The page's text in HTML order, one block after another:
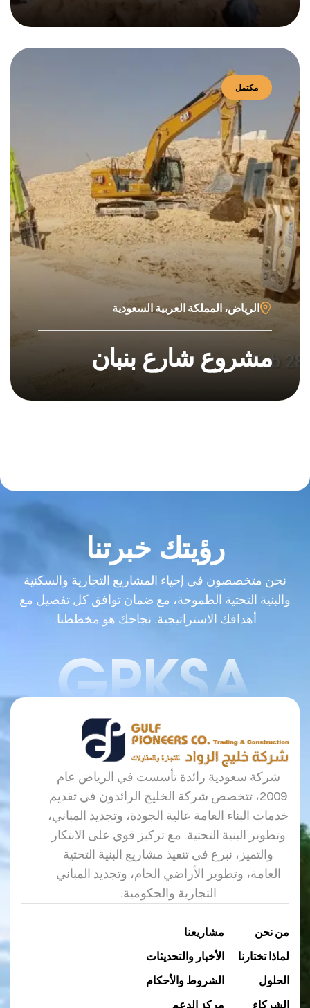
مكتمل
الرياض، المملكة العربية السعودية
مشروع شارع بنبان
رؤيتك خبرتنا
نحن متخصصون في إحياء المشاريع التجارية والسكنية
والبنية التحتية الطموحة، مع ضمان توافق كل تفصيل مع
أهدافك الاستراتيجية. نجاحك هو مخططنا.
GPKSA
شركة سعودية رائدة تأسست في الرياض عام
2009، تتخصص شركة الخليج الرائدون في تقديم
خدمات البناء العامة عالية الجودة، وتجديد المباني،
وتطوير البنية التحتية. مع تركيز قوي على الابتكار
والتميز، نبرع في تنفيذ مشاريع البنية التحتية
العامة، وتطوير الأراضي الخام، وتجديد المباني
التجارية والحكومية.
من نحن
لماذا تختارنا
الحلول
الشركاء
مشاريعنا
الأخبار والتحديثات
الشروط والأحكام
مركز الدعم